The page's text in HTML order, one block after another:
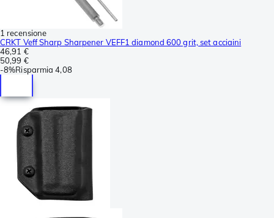
1 recensione
CRKT Veff Sharp Sharpener VEFF1 diamond 600 grit, set acciaini
46,91 €
50,99 €
-8%Risparmia 4,08